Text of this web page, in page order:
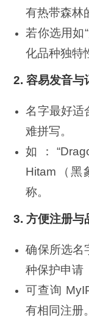
有热带森林
若你选用如
化品种独特
2.容易发音与
名字最好适
难拼写。
如：
Hitam（黑
称。
3.方便注册与
确保所选名
种保护申请
可查询
有相同注册。